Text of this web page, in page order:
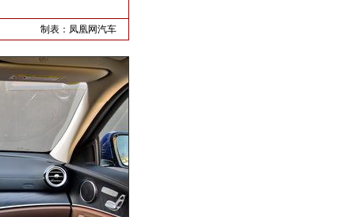
制表： 凤凰网汽车